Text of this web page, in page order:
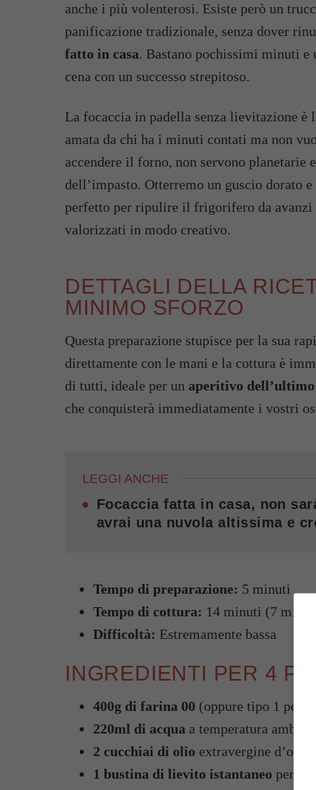
anche i più volenterosi. Esiste però un
panificazione tradizionale, senza dover
fatto in casa. Bastano pochissimi minuti e
cena con un successo strepitoso.
La focaccia in padella senza lievitazione
amata da chi ha i minuti contati ma non
accendere il forno, non servono
dell’impasto. Otterremo un guscio dorato
perfetto per ripulire il frigorifero da avanzi
valorizzati in modo creativo.
DETTAGLI DELLA
MINIMO SFORZO
Questa preparazione stupisce per la sua
direttamente con le mani e la cottura è
di tutti, ideale per un aperitivo
che conquisterà immediatamente i vostri
LEGGI ANCHE
Focaccia fatta in casa, non
avrai una nuvola altissima e
Tempo di preparazione: 5 minuti
Tempo di cottura: 14 minuti (7
Difficoltà: Estremamente bassa
INGREDIENTI PER 4
400g di farina 00 (oppure tipo 1 per
220ml di acqua a temperatura ambiente
2 cucchiai di olio extravergine
1 bustina di lievito istantaneo per